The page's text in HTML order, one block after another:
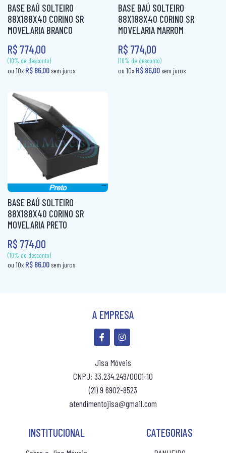
PANELEIRO
PRATO GIRATÓRIO
CAMA BOX SOLTEIRO
CAMA INFANTIL
CAMA QUEEN
CAMA SOLTEIRO
COLCHÃO BABY
COLCHÃO CASAL
COLCHÃO CASAL MOLAS
COLCHÃO INFANTIL
COLCHÃO KING MOLAS
COLCHÂO QUEEN
COLCHÃO QUEEN MOLAS
COLCHÃO SOLTEIRÃO
COLCHÃO SOLTEIRO MOLAS
MESA DE CABECEIRA
(10% de desconto)
ou 10xR$ 86,00sem juros
(10% de desconto)
ou 10xR$ 86,00
BASE BAÚ SOLTEIRO
88X188X40 CORINO SR
MOVELARIA BRANCO
R$ 774,00
(10% de desconto)
ou 10xR$ 86,00
BASE BAÚ SOLTEIRO
88X188X40 CORINO SR
MOVELARIA MARROM
R$ 774,00
BASE BAÚ SOLTEIRO
88X188X40 CORINO SR
MOVELARIA PRETO
R$ 774,00
A EMPRESA
Jisa Móveis
CNPJ: 33.234.249/0001-10
(21) 9 6902-8523
atendimentojisa@gmail.com
INSTITUCIONAL CATEGORIAS